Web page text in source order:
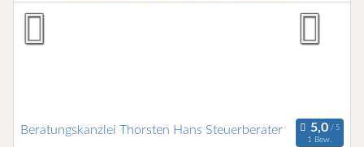
Beratungskanzlei Thorsten Hans Steuerberater
1 Bew.